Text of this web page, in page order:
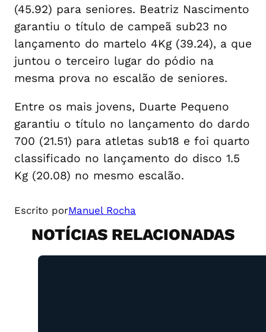
(45.92) para seniores. Beatriz Nascimento
garantiu o título de campeã sub23 no
lançamento do martelo 4Kg (39.24), a que
juntou o terceiro lugar do pódio na
mesma prova no escalão de seniores.
Entre os mais jovens, Duarte Pequeno
garantiu o título no lançamento do dardo
700 (21.51) para atletas sub18 e foi quarto
classificado no lançamento do disco 1.5
Kg (20.08) no mesmo escalão.
Escrito porManuel Rocha
NOTÍCIAS RELACIONADAS